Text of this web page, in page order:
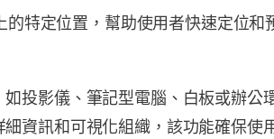
特定位置，幫助使用者快速定位和
投影儀、筆記型電腦、白板或辦公
資訊和可視化組織，該功能確保使